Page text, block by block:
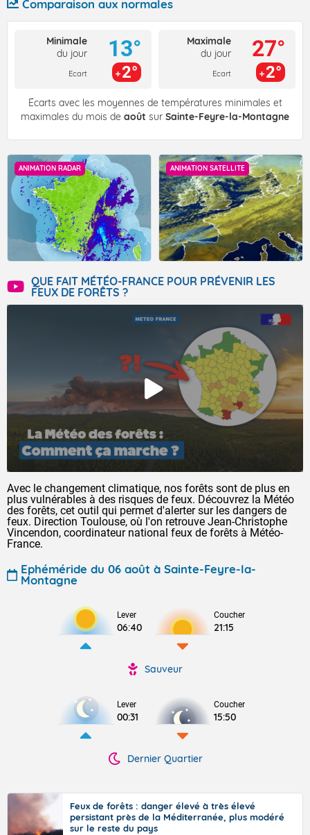
Comparaison aux normales
Minimale
du jour
Ecart
13°
2°
Maximale
du jour
Ecart
27°
2°
Écarts avec les moyennes de températures minimales et
maximales du mois de août sur Sainte-Feyre-la-Montagne
ANIMATION RADAR ANIMATION SATELLITE
QUE FAIT MÉTÉO-FRANCE POUR PRÉVENIR LES
FEUX DE FORÊTS ?
Avec le changement climatique, nos forêts sont de plus en
plus vulnérables à des risques de feux. Découvrez la Météo
des forêts, cet outil qui permet d'alerter sur les dangers de
feux. Direction Toulouse, où l'on retrouve Jean-Christophe
Vincendon, coordinateur national feux de forêts à Météo-
France.
Ephéméride du 06 août à Sainte-Feyre-la-
Montagne
Lever
06:40
Coucher
21:15
Sauveur
Lever
00:31
Coucher
15:50
Dernier Quartier
Feux de forêts : danger élevé à très élevé
persistant près de la Méditerranée, plus modéré
sur le reste du pays